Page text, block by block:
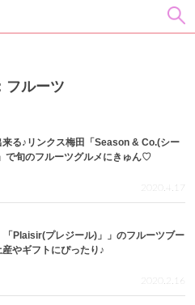
フルーツ
来る♪リンクス梅田「Season & Co.(シー
で旬のフルーツグルメにきゅん♡
2020.4.17
「Plaisir(プレジール)」」のフルーツブー
やギフトにぴったり♪
2020.2.16